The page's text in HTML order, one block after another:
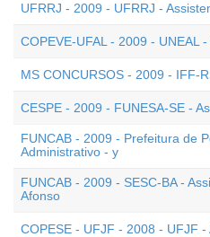
UFRRJ - 2009 - UFRRJ -
COPEVE-UFAL - 2009 - UNEAL
MS CONCURSOS - 2009 - IFF-
CESPE - 2009 - FUNESA-SE -
FUNCAB - 2009 - Prefeitura de
Administrativo - y
FUNCAB - 2009 - SESC-BA -
Afonso
COPESE - UFJF - 2008 - UFJF